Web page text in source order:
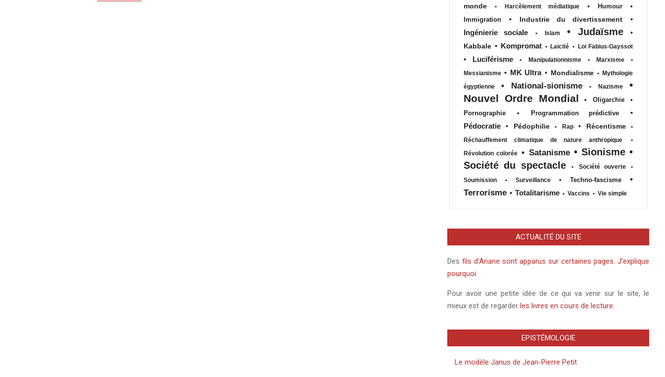
monde
• Harcèlement médiatique • Humour
•
Immigration
• Industrie du divertissement
•
Ingénierie sociale
• Islam • Judaïsme
•
Kabbale • Kompromat • Laïcité • Loi Fabius-Gayssot
• Luciférisme • Manipulationnisme • Marxisme
•
Messianisme • MK Ultra • Mondialisme • Mythologie
égyptienne
• National-sionisme • Nazisme
•
Nouvel Ordre Mondial
• Oligarchie
•
Pornographie
• Programmation prédictive
•
Pédocratie
• Pédophilie • Rap • Récentisme
•
Réchauffement climatique de nature anthropique
•
Révolution colorée • Satanisme • Sionisme •
Société du spectacle
• Société ouverte
•
Soumission
• Surveillance • Techno-fascisme
•
Terrorisme • Totalitarisme • Vaccins • Vie simple
ACTUALITÉ DU SITE
Des fils d’Ariane sont apparus sur certaines pages. J’explique
pourquoi.
Pour avoir une petite idée de ce qui va venir sur le site, le
mieux est de regarder les livres en cours de lecture.
EPISTÉMOLOGIE
Le modèle Janus de Jean-Pierre Petit